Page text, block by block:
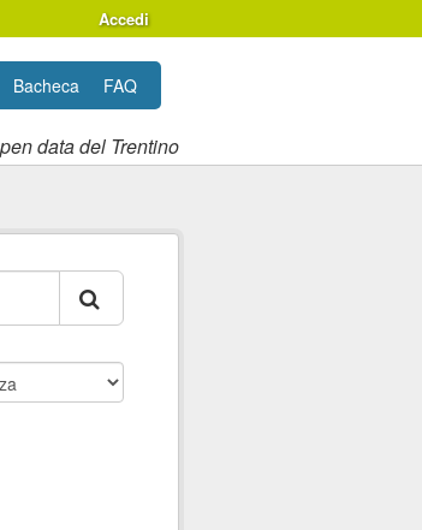
Accedi
data del Trentino
Bacheca FAQ